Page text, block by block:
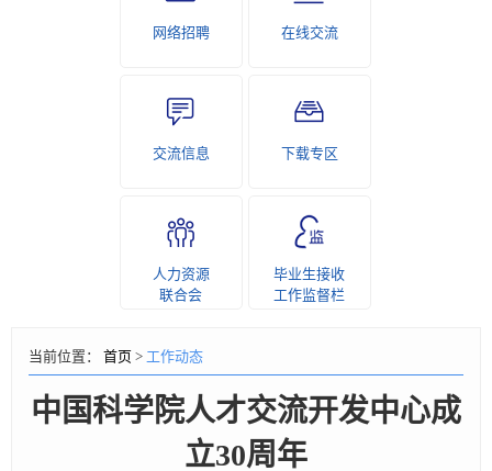
网络招聘 在线交流
交流信息 下载专区
人力资源
联合会
毕业生接收
工作监督栏
当前位置： 首页 > 工作动态
中国科学院人才交流开发中心成
立30周年